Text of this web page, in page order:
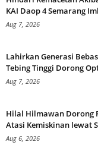
KAI Daop 4 Semarang
Aug 7, 2026
Lahirkan Generasi
Tebing Tinggi Dorong
Aug 7, 2026
Hilal Hilmawan Dorong
Atasi Kemiskinan lewat
Aug 6, 2026